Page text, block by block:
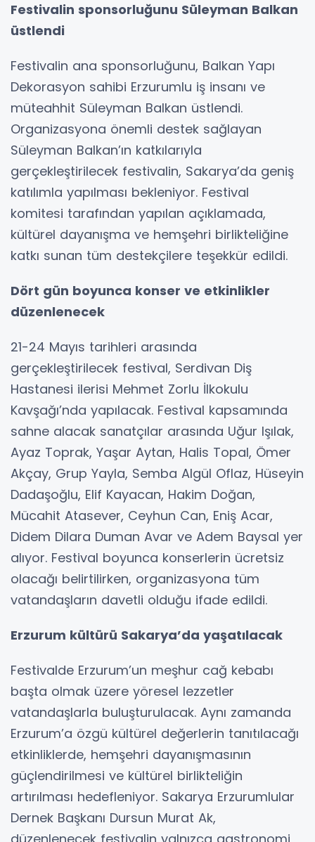
Festivalin sponsorluğunu Süleyman Balkan
üstlendi
Festivalin ana sponsorluğunu, Balkan Yapı
Dekorasyon sahibi Erzurumlu iş insanı ve
müteahhit Süleyman Balkan üstlendi.
Organizasyona önemli destek sağlayan
Süleyman Balkan’ın katkılarıyla
gerçekleştirilecek festivalin, Sakarya’da geniş
katılımla yapılması bekleniyor. Festival
komitesi tarafından yapılan açıklamada,
kültürel dayanışma ve hemşehri birlikteliğine
katkı sunan tüm destekçilere teşekkür edildi.
Dört gün boyunca konser ve etkinlikler
düzenlenecek
21-24 Mayıs tarihleri arasında
gerçekleştirilecek festival, Serdivan Diş
Hastanesi ilerisi Mehmet Zorlu İlkokulu
Kavşağı’nda yapılacak. Festival kapsamında
sahne alacak sanatçılar arasında Uğur Işılak,
Ayaz Toprak, Yaşar Aytan, Halis Topal, Ömer
Akçay, Grup Yayla, Semba Algül Oflaz, Hüseyin
Dadaşoğlu, Elif Kayacan, Hakim Doğan,
Mücahit Atasever, Ceyhun Can, Eniş Acar,
Didem Dilara Duman Avar ve Adem Baysal yer
alıyor. Festival boyunca konserlerin ücretsiz
olacağı belirtilirken, organizasyona tüm
vatandaşların davetli olduğu ifade edildi.
Erzurum kültürü Sakarya’da yaşatılacak
Festivalde Erzurum’un meşhur cağ kebabı
başta olmak üzere yöresel lezzetler
vatandaşlarla buluşturulacak. Aynı zamanda
Erzurum’a özgü kültürel değerlerin tanıtılacağı
etkinliklerde, hemşehri dayanışmasının
güçlendirilmesi ve kültürel birlikteliğin
artırılması hedefleniyor. Sakarya Erzurumlular
Dernek Başkanı Dursun Murat Ak,